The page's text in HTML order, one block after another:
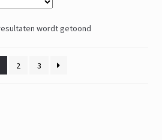
wordt getoond
2 3